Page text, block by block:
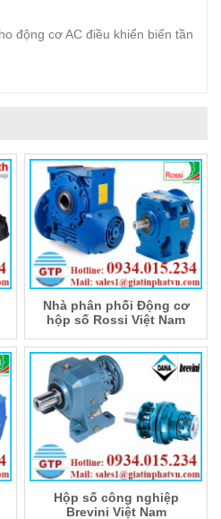
động cơ AC điều khiển biến tần
Nhà phân phối Động cơ
hộp số Rossi Việt Nam
Hộp số công nghiệp
Brevini Việt Nam